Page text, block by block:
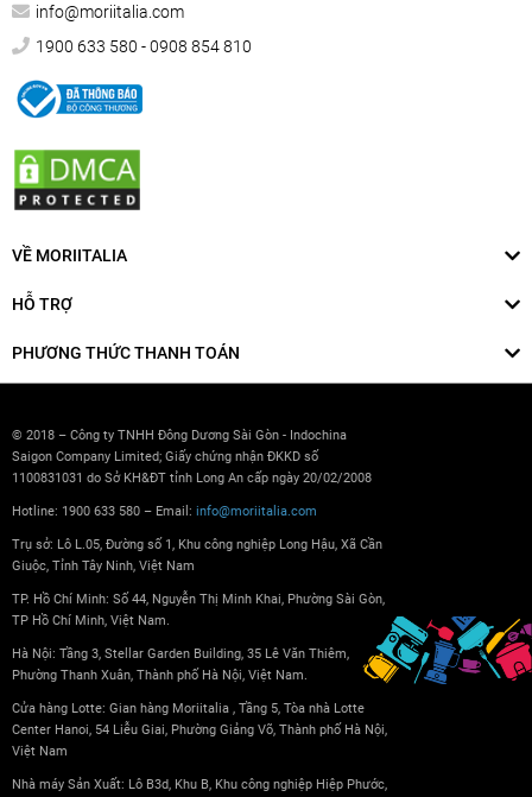
info@moriitalia.com
1900 633 580 - 0908 854 810
VỀ MORIITALIA
HỖ TRỢ
PHƯƠNG THỨC THANH TOÁN
© 2018 – Công ty TNHH Đông Dương Sài Gòn - Indochina
Saigon Company Limited; Giấy chứng nhận ĐKKD số
1100831031 do Sở KH&ĐT tỉnh Long An cấp ngày 20/02/2008
Hotline: 1900 633 580 – Email: info@moriitalia.com
Trụ sở: Lô L.05, Đường số 1, Khu công nghiệp Long Hậu, Xã Cần
Giuộc, Tỉnh Tây Ninh, Việt Nam
TP. Hồ Chí Minh: Số 44, Nguyễn Thị Minh Khai, Phường Sài Gòn,
TP Hồ Chí Minh, Việt Nam.
Hà Nội: Tầng 3, Stellar Garden Building, 35 Lê Văn Thiêm,
Phường Thanh Xuân, Thành phố Hà Nội, Việt Nam.
Cửa hàng Lotte: Gian hàng Moriitalia , Tầng 5, Tòa nhà Lotte
Center Hanoi, 54 Liễu Giai, Phường Giảng Võ, Thành phố Hà Nội,
Việt Nam
Nhà máy Sản Xuất: Lô B3d, Khu B, Khu công nghiệp Hiệp Phước,